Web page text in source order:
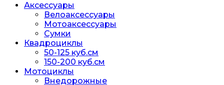
Аксессуары
Велоаксессуары
Мотоаксессуары
Сумки
Квадроциклы
50-125 куб.см
150-200 куб.см
Мотоциклы
Внедорожные